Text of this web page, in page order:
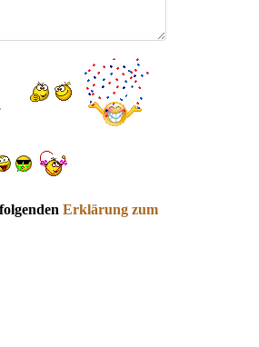
Erklärung zum